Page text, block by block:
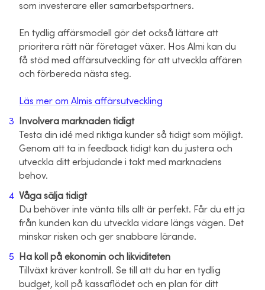
som investerare eller samarbetspartners.
En tydlig affärsmodell gör det också lättare att
prioritera rätt när företaget växer. Hos Almi kan du
få stöd med affärsutveckling för att utveckla affären
och förbereda nästa steg.
Läs mer om Almis affärsutveckling
Involvera marknaden tidigt
Testa din idé med riktiga kunder så tidigt som möjligt.
Genom att ta in feedback tidigt kan du justera och
utveckla ditt erbjudande i takt med marknadens
behov.
Våga sälja tidigt
Du behöver inte vänta tills allt är perfekt. Får du ett ja
från kunden kan du utveckla vidare längs vägen. Det
minskar risken och ger snabbare lärande.
Ha koll på ekonomin och likviditeten
Tillväxt kräver kontroll. Se till att du har en tydlig
budget, koll på kassaflödet och en plan för ditt